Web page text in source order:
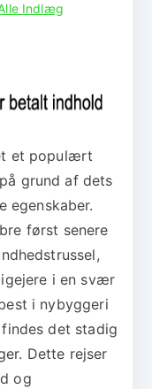
Indlæg
et populært
grund af dets
egenskaber.
først senere
i en svær
i nybyggeri
det stadig
Dette rejser
og